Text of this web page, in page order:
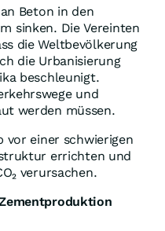
Beton in den
sinken. Die Vereinten
die Weltbevölkerung
die Urbanisierung
beschleunigt.
und
werden müssen.
vor einer schwierigen
errichten und
verursachen.